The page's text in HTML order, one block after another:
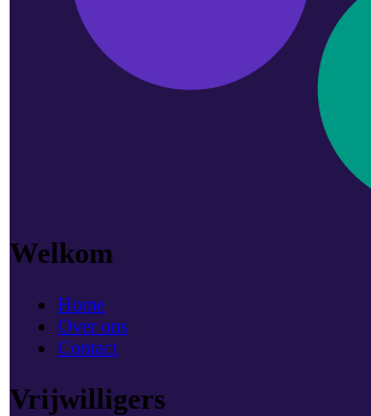
Welkom
Home
Over ons
Contact
Vrijwilligers